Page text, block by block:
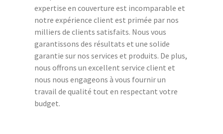
expertise en couverture est incomparable et
notre expérience client est primée par nos
milliers de clients satisfaits. Nous vous
garantissons des résultats et une solide
garantie sur nos services et produits. De plus,
nous offrons un excellent service client et
nous nous engageons à vous fournir un
travail de qualité tout en respectant votre
budget.